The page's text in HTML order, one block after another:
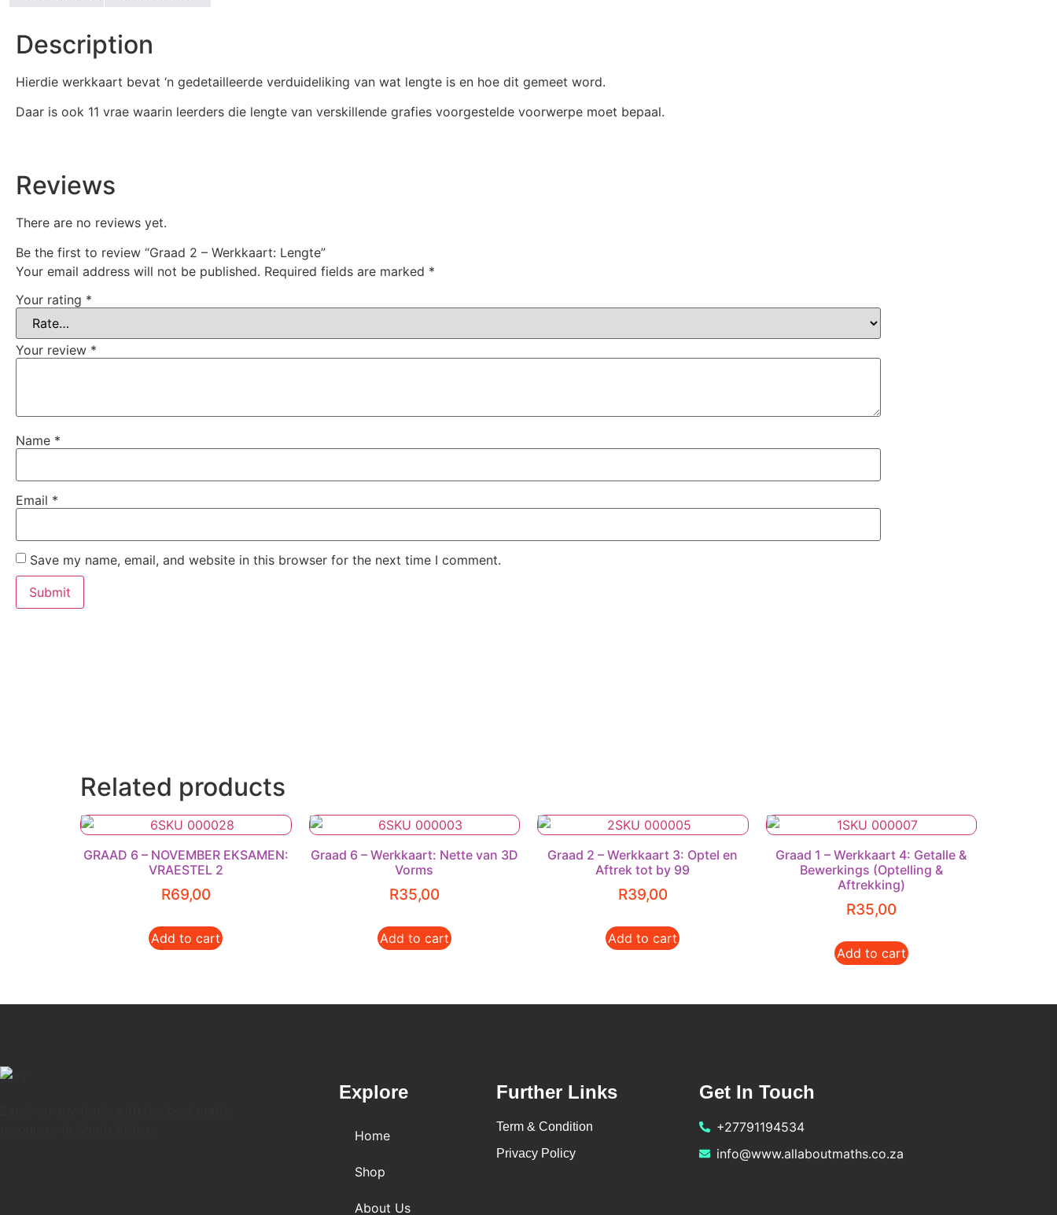
Description
Hierdie werkkaart bevat ‘n gedetailleerde verduideliking van wat lengte is en hoe dit gemeet word.
Daar is ook 11 vrae waarin leerders die lengte van verskillende grafies voorgestelde voorwerpe moet bepaal.
Reviews
There are no reviews yet.
Be the first to review “Graad 2 – Werkkaart: Lengte”
Your email address will not be published. Required fields are marked *
Your rating *
Your review *
Name *
Email *
Save my name, email, and website in this browser for the next time I comment.
Related products
GRAAD 6 – NOVEMBER EKSAMEN:
VRAESTEL 2
R69,00
Add to cart
Graad 6 – Werkkaart: Nette van 3D
Vorms
R35,00
Add to cart
Graad 2 – Werkkaart 3: Optel en
Aftrek tot by 99
R39,00
Add to cart
Graad 1 – Werkkaart 4: Getalle &
Bewerkings (Optelling &
Aftrekking)
R35,00
Add to cart
Explore
Home
Shop
About Us
Further Links
Term & Condition
Privacy Policy
Get In Touch
+27791194534
info@www.allaboutmaths.co.za